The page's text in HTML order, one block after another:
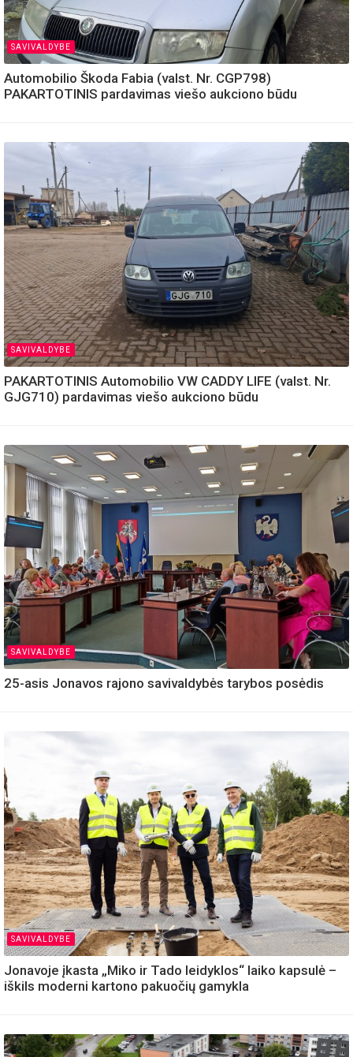
SAVIVALDYBE
Automobilio Škoda Fabia (valst. Nr. CGP798)
PAKARTOTINIS pardavimas viešo aukciono būdu
SAVIVALDYBE
PAKARTOTINIS Automobilio VW CADDY LIFE (valst. Nr.
GJG710) pardavimas viešo aukciono būdu
SAVIVALDYBE
25-asis Jonavos rajono savivaldybės tarybos posėdis
SAVIVALDYBE
Jonavoje įkasta „Miko ir Tado leidyklos“ laiko kapsulė –
iškils moderni kartono pakuočių gamykla